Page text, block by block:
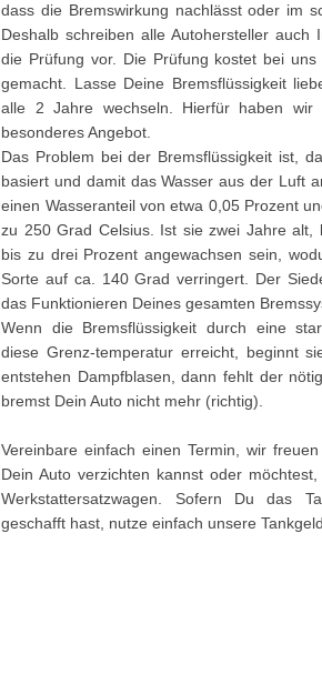
dass die Bremswirkung nachlässt oder im
Deshalb schreiben alle Autohersteller auch
die Prüfung vor. Die Prüfung kostet bei
gemacht. Lasse Deine Bremsflüssigkeit
alle 2 Jahre wechseln. Hierfür haben wir
besonderes Angebot.
Das Problem bei der Bremsflüssigkeit ist,
basiert und damit das Wasser aus der Luft
einen Wasseranteil von etwa 0,05 Prozent
zu 250 Grad Celsius. Ist sie zwei Jahre alt,
bis zu drei Prozent angewachsen sein,
Sorte auf ca. 140 Grad verringert. Der
das Funktionieren Deines gesamten
Wenn die Bremsflüssigkeit durch eine
diese Grenz-temperatur erreicht, beginnt
entstehen Dampfblasen, dann fehlt der
bremst Dein Auto nicht mehr (richtig).
Vereinbare einfach einen Termin, wir
Dein Auto verzichten kannst oder
Werkstattersatzwagen. Sofern Du das
geschafft hast, nutze einfach unsere